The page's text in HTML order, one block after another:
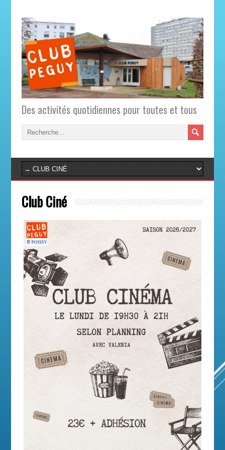
Des activités quotidiennes pour toutes et tous
Club Ciné